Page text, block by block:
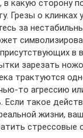
в какую сторону
Грезы о клинках
за
в
зарезать
трактуются
то агрессию
Если такое
жизни,
стрессовые